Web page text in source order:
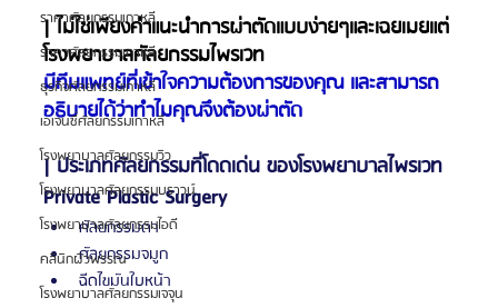
ราคาศัลยกรรมเกาหลี
ราคาศัลยกรรมเกาหลี
ธุรกิจศัลยกรรมเกาหลี
เอเจนซี่ศัลยกรรมเกาหลี
โรงพยาบาลศัลยกรรมวิว
โรงพยาบาลศัลยกรรมบราวน์
โรงพยาบาลศัลยกรรมไอดี
คลินิกผิวพรรณ
โรงพยาบาลศัลยกรรมเจจุน
| ไม่ใช่เพียงคำแนะนำการผ่าตัดแบบง่ายๆและเฉยเมยแต่
โรงพยาบาลศัลยกรรมไพรเวท
มีทีมแพทย์ที่เข้าใจความต้องการของคุณ และสามารถ
อธิบายได้ว่าทำไมคุณจึงต้องผ่าตัด
| ประเภทศัลยกรรมที่โดดเด่น ของโรงพยาบาลไพรเวท
Private Plastic Surgery
ศัลยกรรมตา
ศัลยกรรมจมูก
ฉีดไขมันใบหน้า